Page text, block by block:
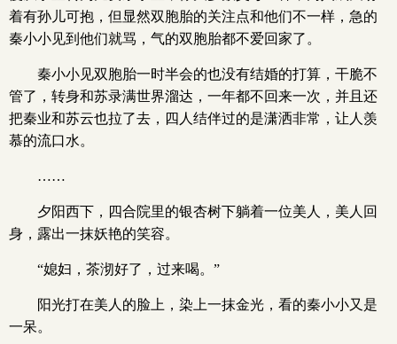
着有孙儿可抱，但显然双胞胎的关注点和他们不一样，急的
秦小小见到他们就骂，气的双胞胎都不爱回家了。
秦小小见双胞胎一时半会的也没有结婚的打算，干脆不
管了，转身和苏录满世界溜达，一年都不回来一次，并且还
把秦业和苏云也拉了去，四人结伴过的是潇洒非常，让人羡
慕的流口水。
……
夕阳西下，四合院里的银杏树下躺着一位美人，美人回
身，露出一抹妖艳的笑容。
“媳妇，茶沏好了，过来喝。”
阳光打在美人的脸上，染上一抹金光，看的秦小小又是
一呆。